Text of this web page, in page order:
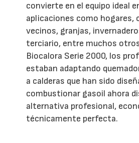
convierte en el equipo ideal
aplicaciones como hogares,
vecinos, granjas,
terciario, entre muchos
Biocalora Serie 2000, los
estaban adaptando
a calderas que han sido
combustionar gasoil ahora
alternativa profesional,
técnicamente perfecta.